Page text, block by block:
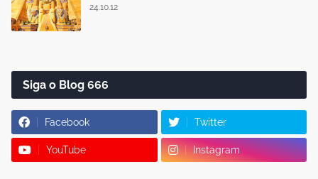
24.10.12
Siga o Blog 666
Facebook Twitter
YouTube Instagram